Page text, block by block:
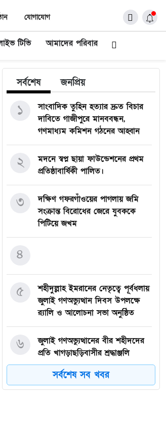
যোগাযোগ
টিভি আমাদের পরিবার
সর্বশেষ জনপ্রিয়
সাংবাদিক তুহিন হত্যার দ্রুত বিচার
দাবিতে গাজীপুরে মানববন্ধন,
গণমাধ্যম কমিশন গঠনের আহ্বান
১
মদনে স্বপ্ন ছায়া ফাউন্ডেশনের প্রথম
প্রতিষ্ঠাবার্ষিকী পালিত।
২
দক্ষিণ গফরগাঁওয়ের পাগলায় জমি
সংক্রান্ত বিরোধের জেরে যুবককে
পিটিয়ে জখম
৩
৪
শহীদুল্লাহ ইমরানের নেতৃত্বে পূর্বধলায়
জুলাই গণঅভ্যুত্থান দিবস উপলক্ষে
র‍্যালি ও আলোচনা সভা অনুষ্ঠিত
৫
জুলাই গণঅভ্যুত্থানের বীর শহীদদের
প্রতি খাগড়াছড়িবাসীর শ্রদ্ধাঞ্জলি
৬
বালিয়াডাঙ্গী উপজেলা বিএনপির সকল
অঙ্গ সহযোগী সংগঠনের আয়োজনে
৭
সর্বশেষ সব খবর